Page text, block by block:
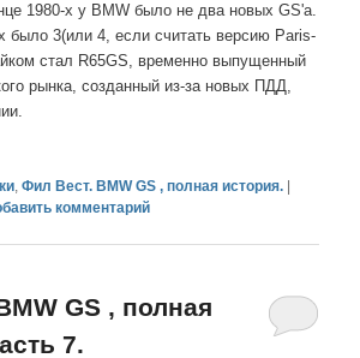
1980-х у BMW было не два новых GS'a.
было 3(или 4, если считать версию Paris-
стал R65GS, временно выпущенный
рынка, созданный из-за новых ПДД,
,Фил Вест. BMW GS , полная история. |
комментарий
GS , полная
7.